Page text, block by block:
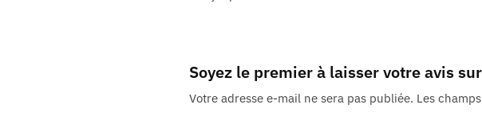
Soyez le premier à laisser votre avis
Votre adresse e-mail ne sera pas publiée. Les